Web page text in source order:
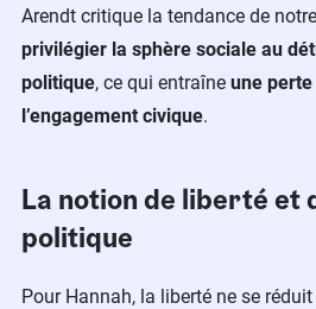
Arendt critique la tendance de
privilégier la sphère sociale au
politique, ce qui entraîne une
l’engagement civique.
La notion de liberté et
politique
Pour Hannah, la liberté ne se